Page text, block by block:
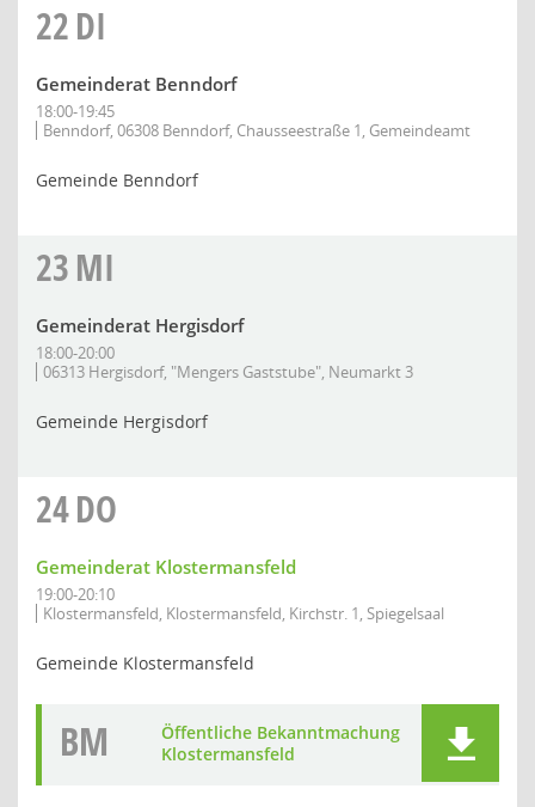
22DI
Gemeinderat Benndorf
18:00-19:45
Benndorf, 06308 Benndorf, Chausseestraße 1, Gemeindeamt
Gemeinde Benndorf
23MI
Gemeinderat Hergisdorf
18:00-20:00
06313 Hergisdorf, "Mengers Gaststube", Neumarkt 3
Gemeinde Hergisdorf
24DO
Gemeinderat Klostermansfeld
19:00-20:10
Klostermansfeld, Klostermansfeld, Kirchstr. 1, Spiegelsaal
Gemeinde Klostermansfeld
BM
Öffentliche Bekanntmachung
Klostermansfeld